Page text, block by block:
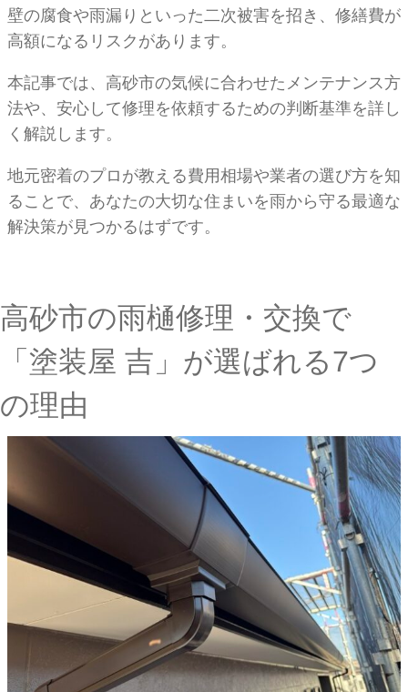
壁の腐食や雨漏りといった二次被害を招き、修繕費が
高額になるリスクがあります。
本記事では、高砂市の気候に合わせたメンテナンス方
法や、安心して修理を依頼するための判断基準を詳し
く解説します。
地元密着のプロが教える費用相場や業者の選び方を知
ることで、あなたの大切な住まいを雨から守る最適な
解決策が見つかるはずです。
高砂市の雨樋修理・交換で
「塗装屋 吉」が選ばれる7つ
の理由